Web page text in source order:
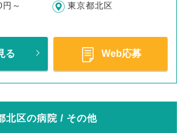
～
東京都北区
る Web応募
北区の病院 / その他